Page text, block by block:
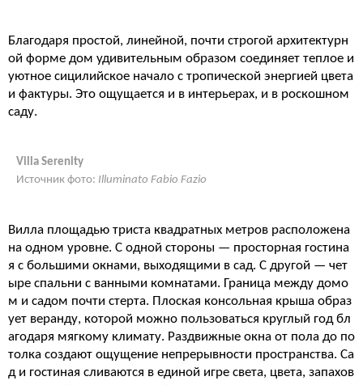
Благодаря простой, линейной, почти строгой архитектурн
ой форме дом удивительным образом соединяет теплое и
уютное сицилийское начало с тропической энергией цвета
и фактуры. Это ощущается и в интерьерах, и в роскошном
саду.
Villa Serenity
Источник фото: Illuminato Fabio Fazio
Вилла площадью триста квадратных метров расположена
на одном уровне. С одной стороны — просторная гостина
я с большими окнами, выходящими в сад. С другой — чет
ыре спальни с ванными комнатами. Граница между домо
м и садом почти стерта. Плоская консольная крыша образ
ует веранду, которой можно пользоваться круглый год бл
агодаря мягкому климату. Раздвижные окна от пола до по
толка создают ощущение непрерывности пространства. Са
д и гостиная сливаются в единой игре света, цвета, запахов